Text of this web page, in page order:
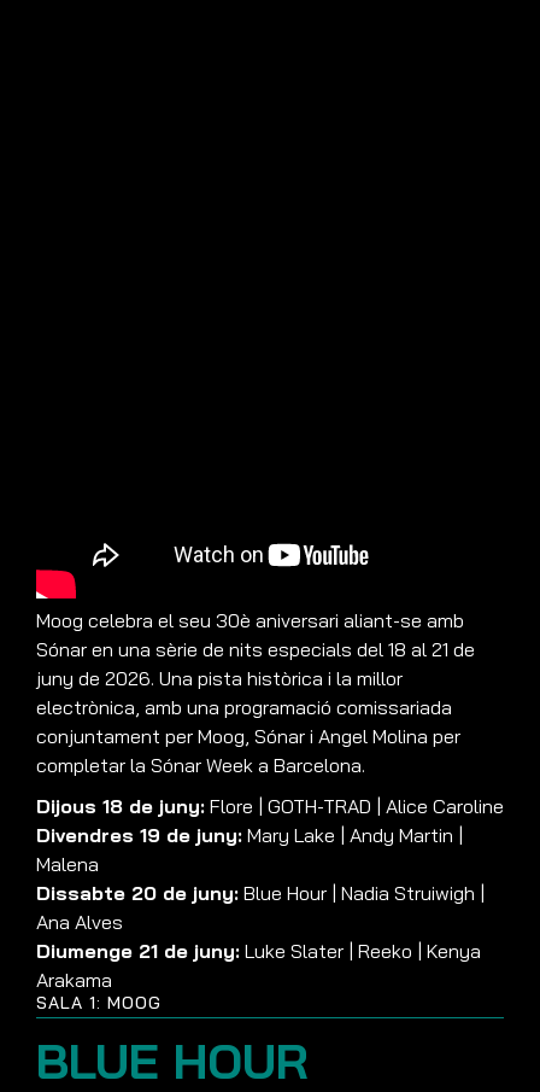
Moog celebra el seu 30è aniversari aliant-se amb
Sónar en una sèrie de nits especials del 18 al 21 de
juny de 2026. Una pista històrica i la millor
electrònica, amb una programació comissariada
conjuntament per Moog, Sónar i Angel Molina per
completar la Sónar Week a Barcelona.
Dijous 18 de juny: Flore | GOTH-TRAD | Alice Caroline
Divendres 19 de juny: Mary Lake | Andy Martin |
Malena
Dissabte 20 de juny: Blue Hour | Nadia Struiwigh |
Ana Alves
Diumenge 21 de juny: Luke Slater | Reeko | Kenya
Arakama
SALA 1: MOOG
BLUE HOUR